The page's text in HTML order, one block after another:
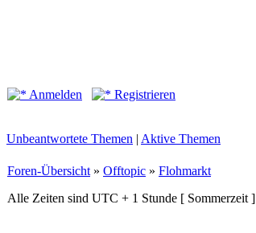
Anmelden Registrieren
Unbeantwortete Themen | Aktive Themen
Foren-Übersicht » Offtopic » Flohmarkt
Alle Zeiten sind UTC + 1 Stunde [ Sommerzeit ]